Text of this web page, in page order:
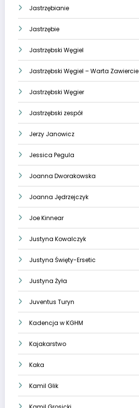
Jastrzębianie
Jastrzębie
Jastrzębski Węgiel
Jastrzębski Węgiel – Warta Zawiercie
Jastrzębski Węgier
Jastrzębski zespół
Jerzy Janowicz
Jessica Pegula
Joanna Dworakowska
Joanna Jędrzejczyk
Joe Kinnear
Justyna Kowalczyk
Justyna Święty-Ersetic
Justyna Żyła
Juventus Turyn
Kadencja w KGHM
Kajakarstwo
Kaka
Kamil Glik